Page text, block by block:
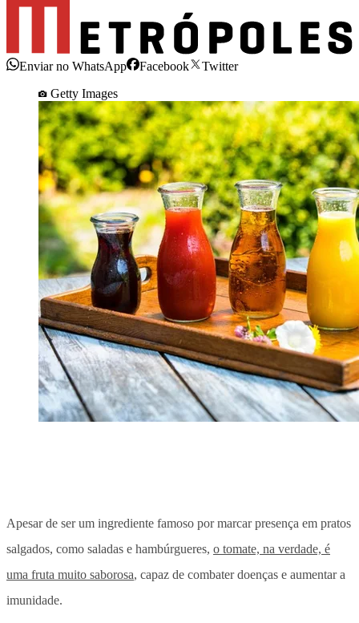
Enviar no WhatsApp Facebook
Twitter
Getty Images
Apesar de ser um ingrediente famoso por marcar presença em pratos
salgados, como saladas e hambúrgueres, o tomate, na verdade, é
uma fruta muito saborosa, capaz de combater doenças e aumentar a
imunidade.